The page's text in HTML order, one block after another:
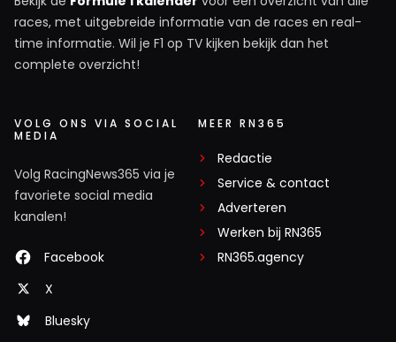
races, met uitgebreide informatie van de races en real-
time informatie. Wil je F1 op TV kijken bekijk dan het
complete overzicht!
VOLG ONS VIA SOCIAL
MEDIA
Volg RacingNews365 via je
favoriete social media
kanalen!
Facebook
X
Bluesky
MEER RN365
Redactie
Service & contact
Adverteren
Werken bij RN365
RN365.agency